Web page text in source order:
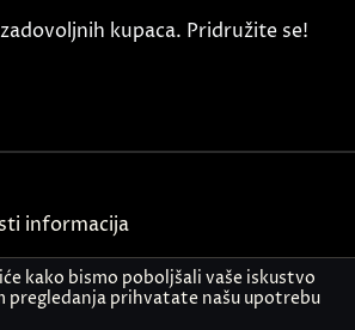
kupaca. Pridružite se!
informacija
kako bismo poboljšali vaše iskustvo
pregledanja prihvatate našu upotrebu